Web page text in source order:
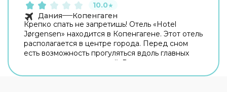
10.0★
Дания
Копенгаген
Крепко спать не запретишь! Отель «Hotel
Jørgensen» находится в Копенгагене. Этот отель
располагается в центре города. Перед сном
есть возможность прогуляться вдоль главных
достопримечательностей. Рядом с отелем